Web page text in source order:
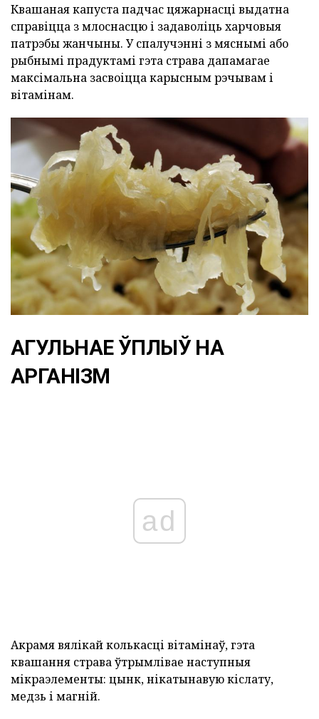
Квашаная капуста падчас цяжарнасці выдатна
справіцца з млоснасцю і задаволіць харчовыя
патрэбы жанчыны. У спалучэнні з мяснымі або
рыбнымі прадуктамі гэта страва дапамагае
максімальна засвоіцца карысным рэчывам і
вітамінам.
АГУЛЬНАЕ ЎПЛЫЎ НА
АРГАНІЗМ
ad
Акрамя вялікай колькасці вітамінаў, гэта
квашання страва ўтрымлівае наступныя
мікраэлементы: цынк, нікатынавую кіслату,
медзь і магній.